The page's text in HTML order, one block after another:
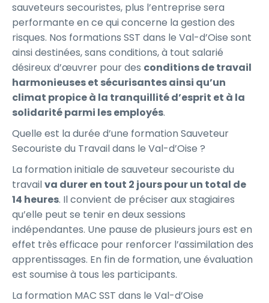
sauveteurs secouristes, plus l’entreprise sera
performante en ce qui concerne la gestion des
risques. Nos formations SST dans le Val-d’Oise sont
ainsi destinées, sans conditions, à tout salarié
désireux d’œuvrer pour des conditions de travail
harmonieuses et sécurisantes ainsi qu’un
climat propice à la tranquillité d’esprit et à la
solidarité parmi les employés.
Quelle est la durée d’une formation Sauveteur
Secouriste du Travail dans le Val-d’Oise ?
La formation initiale de sauveteur secouriste du
travailva durer en tout 2 jours pour un total de
14 heures. Il convient de préciser aux stagiaires
qu’elle peut se tenir en deux sessions
indépendantes. Une pause de plusieurs jours est en
effet très efficace pour renforcer l’assimilation des
apprentissages. En fin de formation, une évaluation
est soumise à tous les participants.
La formation MAC SST dans le Val-d’Oise